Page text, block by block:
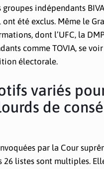
indépendants
été exclus. Même le
dont l’UFC, la
comme TOVIA, se
électorale.
variés
de
par la Cour
26 listes sont multiples.